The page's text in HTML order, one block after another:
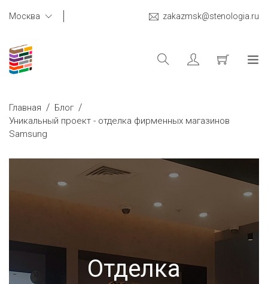
Москва zakazmsk@stenologia.ru
Главная / Блог /
Уникальный проект - отделка фирменных магазинов
Samsung
Отделка